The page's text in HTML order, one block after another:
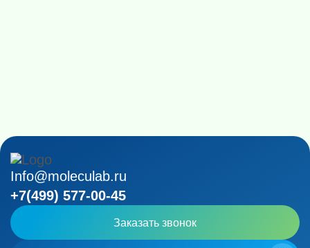
Info@moleculab.ru
+7(499) 577-00-45
Заказать звонок